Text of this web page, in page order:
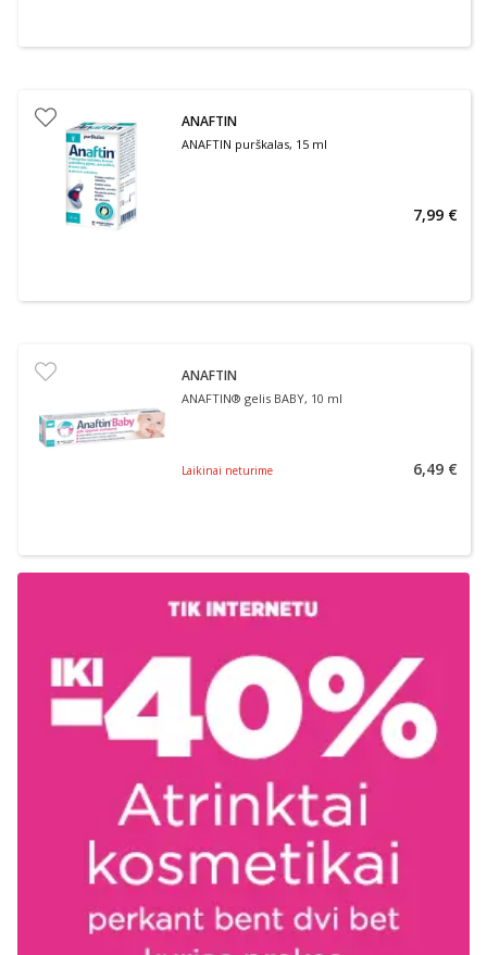
ANAFTIN
ANAFTIN purškalas, 15 ml
7,99 €
ANAFTIN
ANAFTIN® gelis BABY, 10 ml
Laikinai neturime 6,49 €